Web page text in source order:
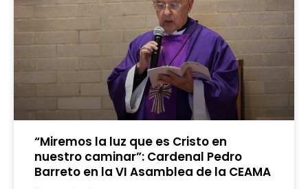
“Miremos la luz que es Cristo en
nuestro caminar”: Cardenal Pedro
Barreto en la VI Asamblea de la CEAMA